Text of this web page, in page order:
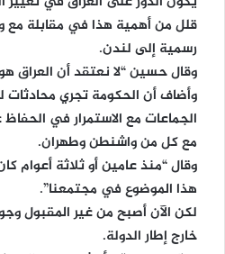
قلل من أهمية هذا في مقابلة مع
رسمية إلى لندن.
وقال حسين “لا نعتقد أن العراق هو
وأضاف أن الحكومة تجري
الجماعات مع الاستمرار في
مع كل من واشنطن وطهران.
وقال “منذ عامين أو ثلاثة أعوام
هذا الموضوع في مجتمعنا”.
لكن الآن أصبح من غير المقبول
خارج إطار الدولة.